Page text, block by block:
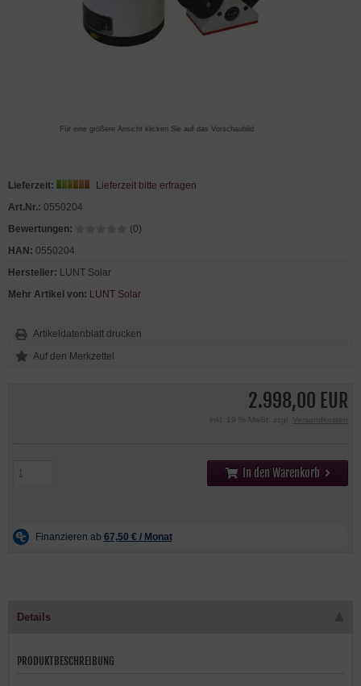
Für eine größere Ansicht klicken Sie auf das Vorschaubild
2.998,00 EUR
inkl. 19 % MwSt. zzgl. Versandkosten
In den Warenkorb
Lieferzeit:
Lieferzeit bitte erfragen
Art.Nr.: 0550204
Bewertungen:
(0)
HAN: 0550204
Hersteller: LUNT Solar
Mehr Artikel von: LUNT Solar
Artikeldatenblatt drucken
Details
PRODUKTBESCHREIBUNG